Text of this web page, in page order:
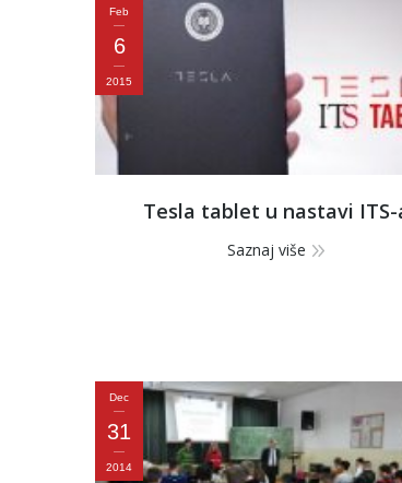
Feb
6
2015
Tesla tablet u nastavi ITS-
Saznaj više
Dec
31
2014